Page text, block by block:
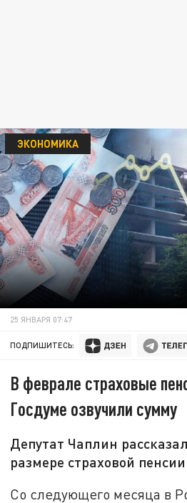
ЭКОНОМИКА
25 ЯНВАРЯ 07:47
ПОДПИШИТЕСЬ:
В феврале страховые
Госдуме озвучили сумму
Депутат Чаплин
размере страховой
Со следующего месяца в